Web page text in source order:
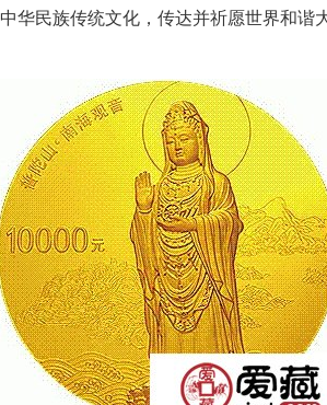
华民族传统文化，传达并祈愿世界和谐